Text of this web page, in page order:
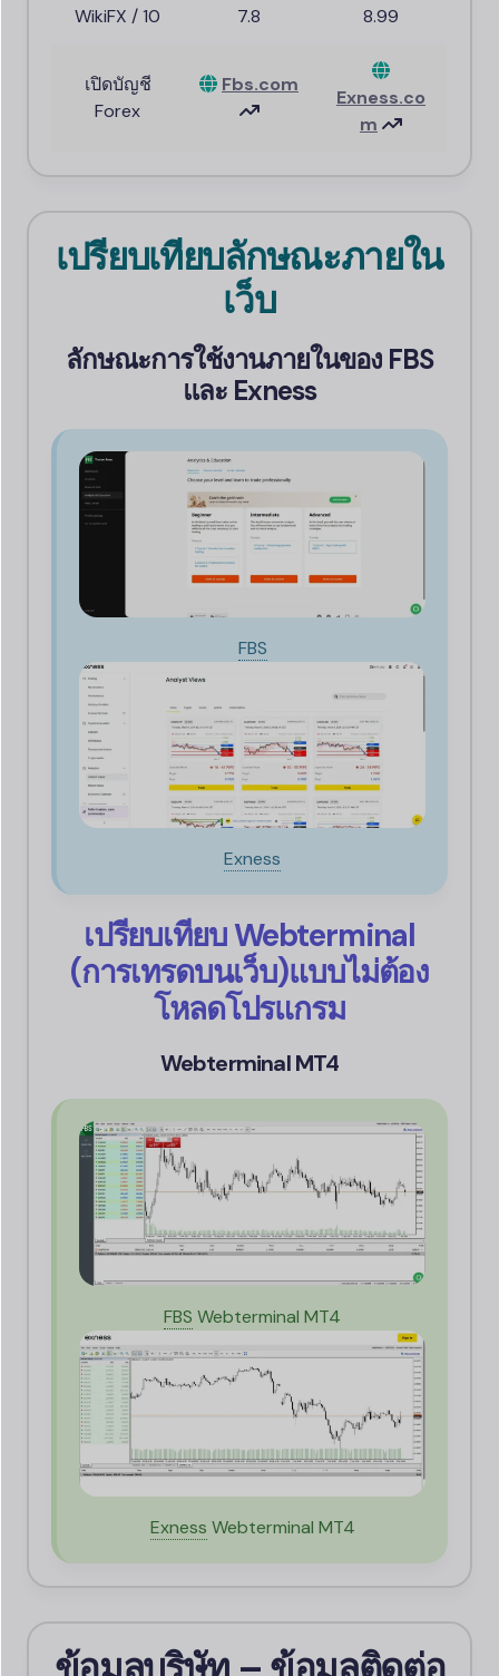
WikiFX / 10 7.8 8.99
เปิดบัญชี
Forex
Fbs.com
Exness.co
m
เปรียบเทียบลักษณะภายใน
เว็บ
ลักษณะการใช้งานภายในของFBS
และExness
FBS
Exness
เปรียบเทียบ Webterminal
(การเทรดบนเว็บ)แบบไม่ต้อง
โหลดโปรแกรม
Webterminal MT4
FBS Webterminal MT4
Exness Webterminal MT4